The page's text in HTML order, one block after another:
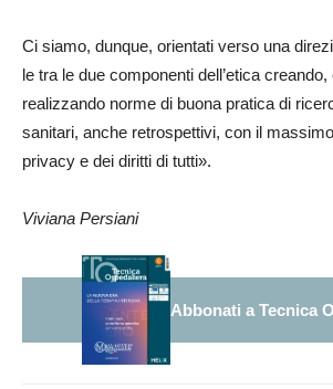
Ci siamo, dunque, orientati verso una
le tra le due componenti dell’etica
realizzando norme di buona pratica di
sanitari, anche retrospettivi, con il
privacy e dei diritti di tutti».
Viviana Persiani
Abbonati a Tecnica